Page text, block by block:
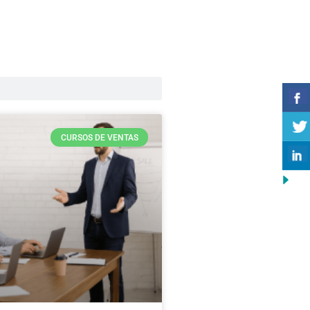
CURSOS DE VENTAS